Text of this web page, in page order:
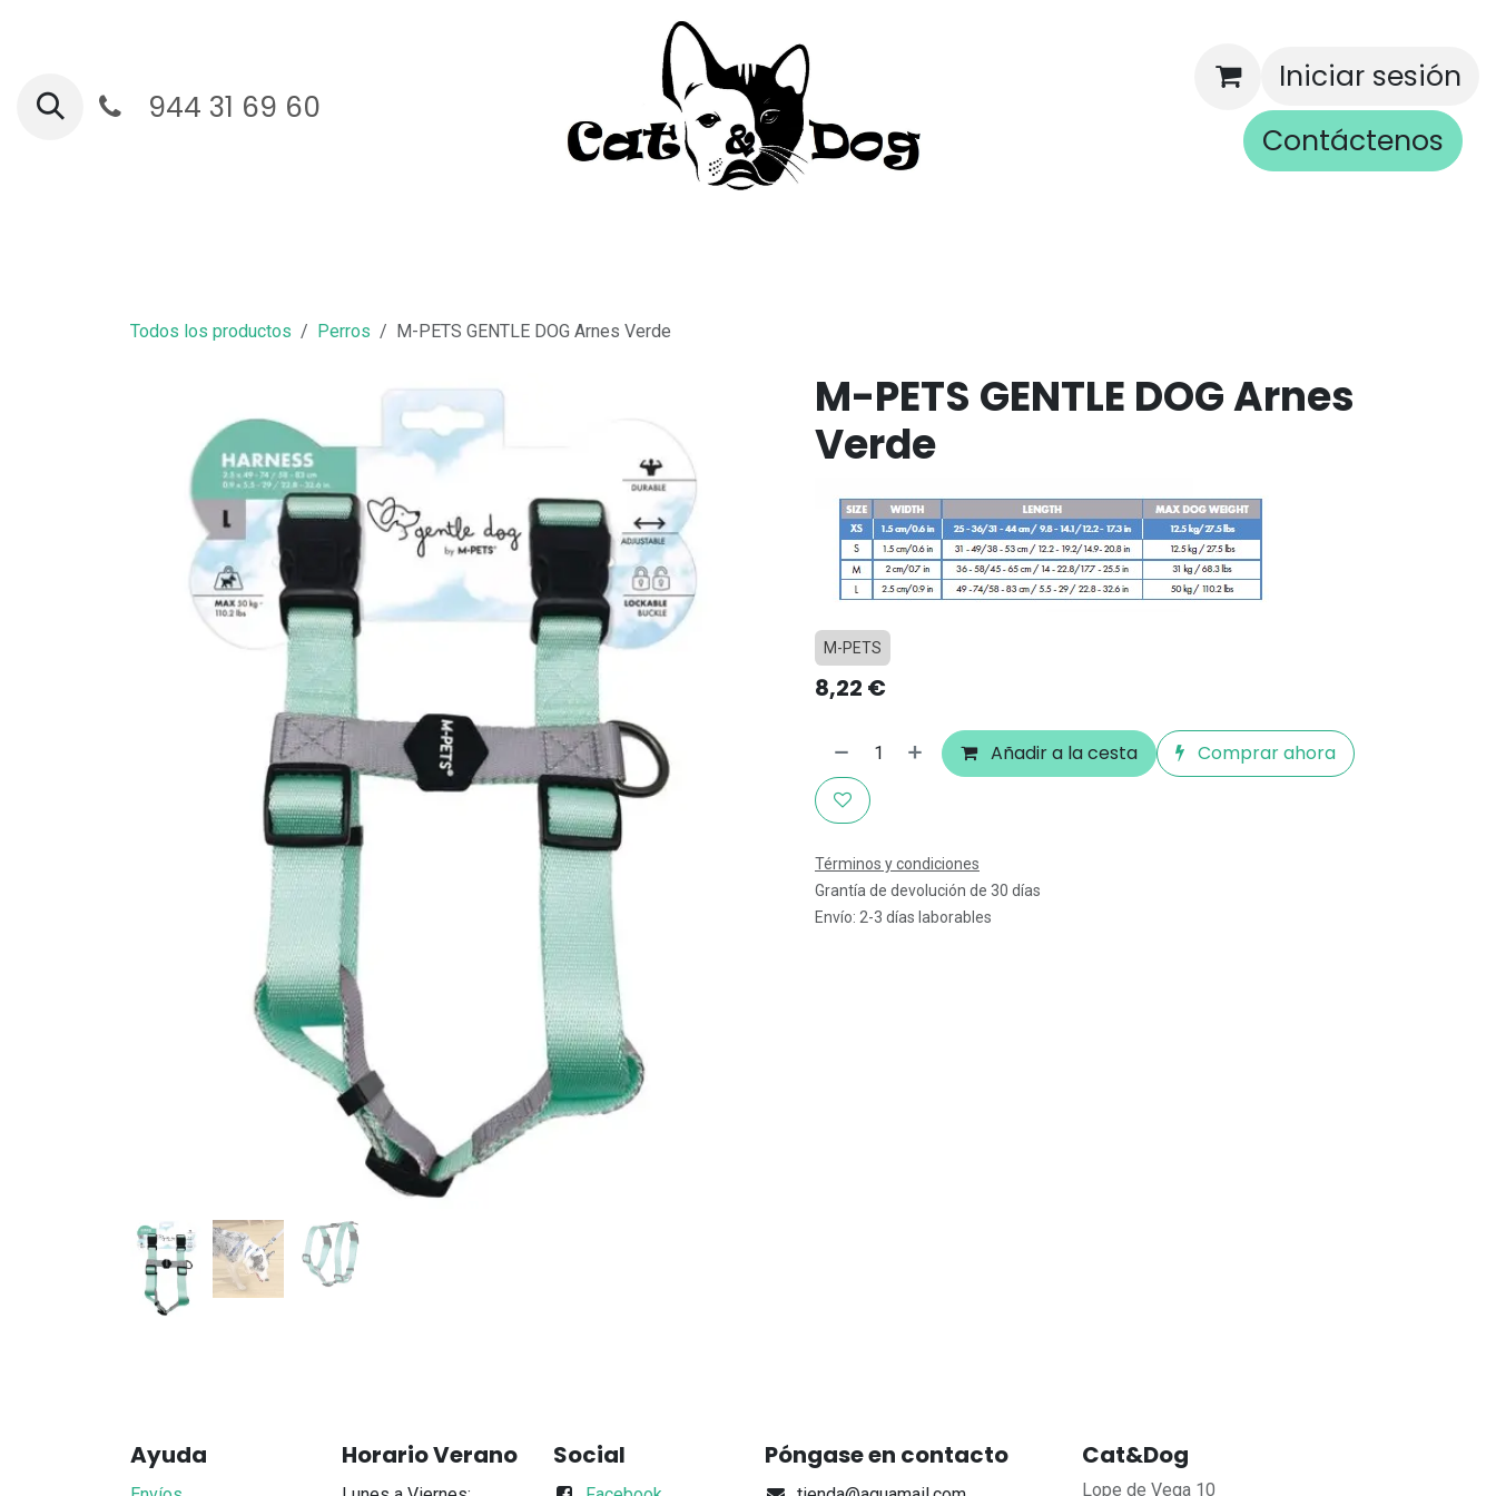
944 31 69 60
Iniciar sesión
Contáctenos
Todos los productos Perros M-PETS GENTLE DOG Arnes Verde
M-PETS GENTLE DOG Arnes
Verde
M-PETS
8,22 €
Añadir a la cesta Comprar ahora
Términos y condiciones
Grantía de devolución de 30 días
Envío: 2-3 días laborables
Ayuda Horario Verano Social Póngase en contacto Cat&Dog
Lope de Vega 10